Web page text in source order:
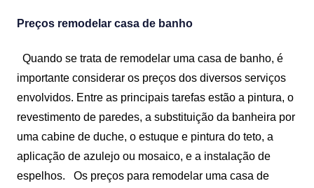
Preços remodelar casa de banho
Quando se trata de remodelar uma casa de banho, é
importante considerar os preços dos diversos serviços
envolvidos. Entre as principais tarefas estão a pintura, o
revestimento de paredes, a substituição da banheira por
uma cabine de duche, o estuque e pintura do teto, a
aplicação de azulejo ou mosaico, e a instalação de
espelhos.
Os preços para remodelar uma casa de